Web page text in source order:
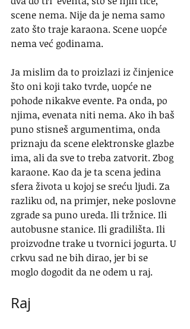
scene nema. Nije da je nema samo
zato što traje karaona. Scene uopće
nema već godinama.
Ja mislim da to proizlazi iz činjenice
što oni koji tako tvrde, uopće ne
pohode nikakve evente. Pa onda, po
njima, evenata niti nema. Ako ih baš
puno stisneš argumentima, onda
priznaju da scene elektronske glazbe
ima, ali da sve to treba zatvorit. Zbog
karaone. Kao da je ta scena jedina
sfera života u kojoj se sreću ljudi. Za
razliku od, na primjer, neke poslovne
zgrade sa puno ureda. Ili tržnice. Ili
autobusne stanice. Ili gradilišta. Ili
proizvodne trake u tvornici jogurta. U
crkvu sad ne bih dirao, jer bi se
moglo dogodit da ne odem u raj.
Raj